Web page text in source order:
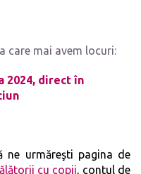
care mai avem locuri:
2024, direct în
ne urmăreşti pagina de
cu copii, contul de